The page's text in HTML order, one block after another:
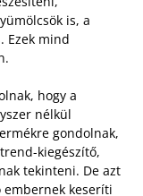
is, a
Ezek mind
hogy a
nélkül
gondolnak,
kiegészítő,
tekinteni. De azt
keseríti